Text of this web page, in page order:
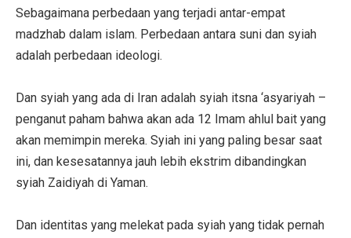
Sebagaimana perbedaan yang terjadi antar-empat
madzhab dalam islam. Perbedaan antara suni dan syiah
adalah perbedaan ideologi.
Dan syiah yang ada di Iran adalah syiah itsna ‘asyariyah –
penganut paham bahwa akan ada 12 Imam ahlul bait yang
akan memimpin mereka. Syiah ini yang paling besar saat
ini, dan kesesatannya jauh lebih ekstrim dibandingkan
syiah Zaidiyah di Yaman.
Dan identitas yang melekat pada syiah yang tidak pernah